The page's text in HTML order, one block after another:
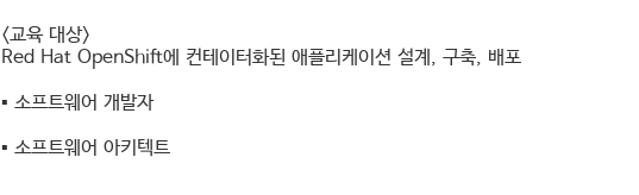
<교육 대상>
Red Hat OpenShift에 컨테이터화된 애플리케이션 설계, 구축, 배포
▪ 소프트웨어 개발자
▪ 소프트웨어 아키텍트